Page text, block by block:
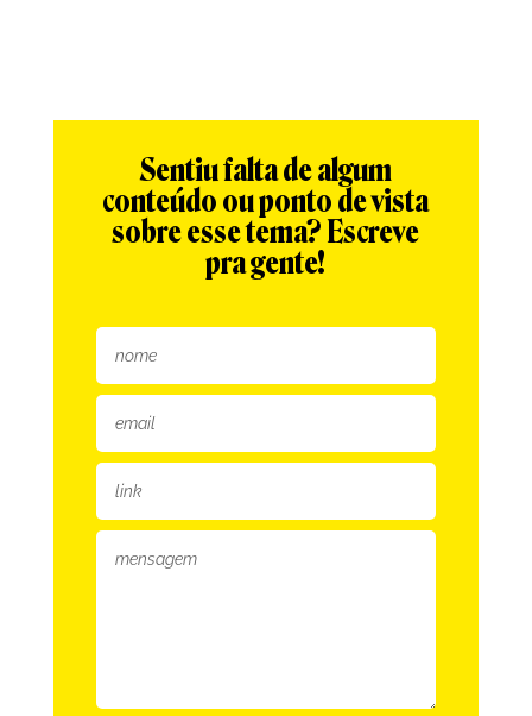
Sentiu falta de algum
conteúdo ou ponto de vista
sobre esse tema? Escreve
pra gente!